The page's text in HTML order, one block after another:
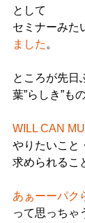
として
セミナーみた
ました 。
ところが先日
葉”らしき”も
WILL CAN
やりたいこと
求められるこ
あぁーーパク
って思っちゃ